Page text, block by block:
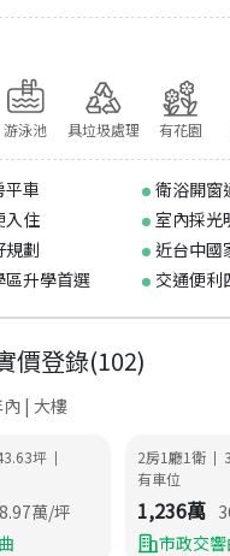
游泳池 具垃圾處理 有花園
平車
衛浴開窗
入住
室內採光
規劃
近台中國
區升學首選
交通便利
價登錄(102)
| 大樓
坪 |
萬/坪
2房1廳1衛 |
有車位
1,236萬
市政交響